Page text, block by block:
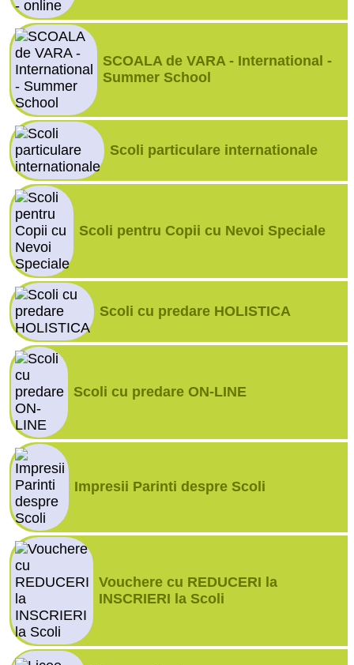
SCOALA de VARA - International -
Summer School
Scoli particulare internationale
Scoli pentru Copii cu Nevoi Speciale
Scoli cu predare HOLISTICA
Scoli cu predare ON-LINE
Impresii Parinti despre Scoli
Vouchere cu REDUCERI la
INSCRIERI la Scoli